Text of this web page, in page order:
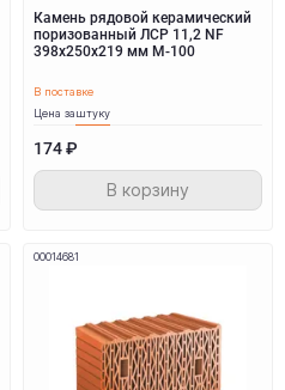
Камень рядовой керамический
поризованный ЛСР 11,2 NF
398х250х219 мм M-100
В поставке
Цена заштуку
174 ₽
В корзину
00014681